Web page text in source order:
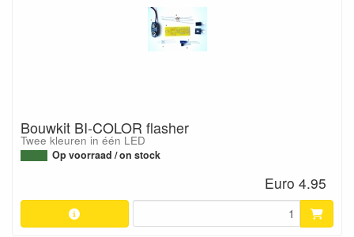
Bouwkit BI-COLOR flasher
Twee kleuren in één LED
Op voorraad / on stock
Euro 4.95